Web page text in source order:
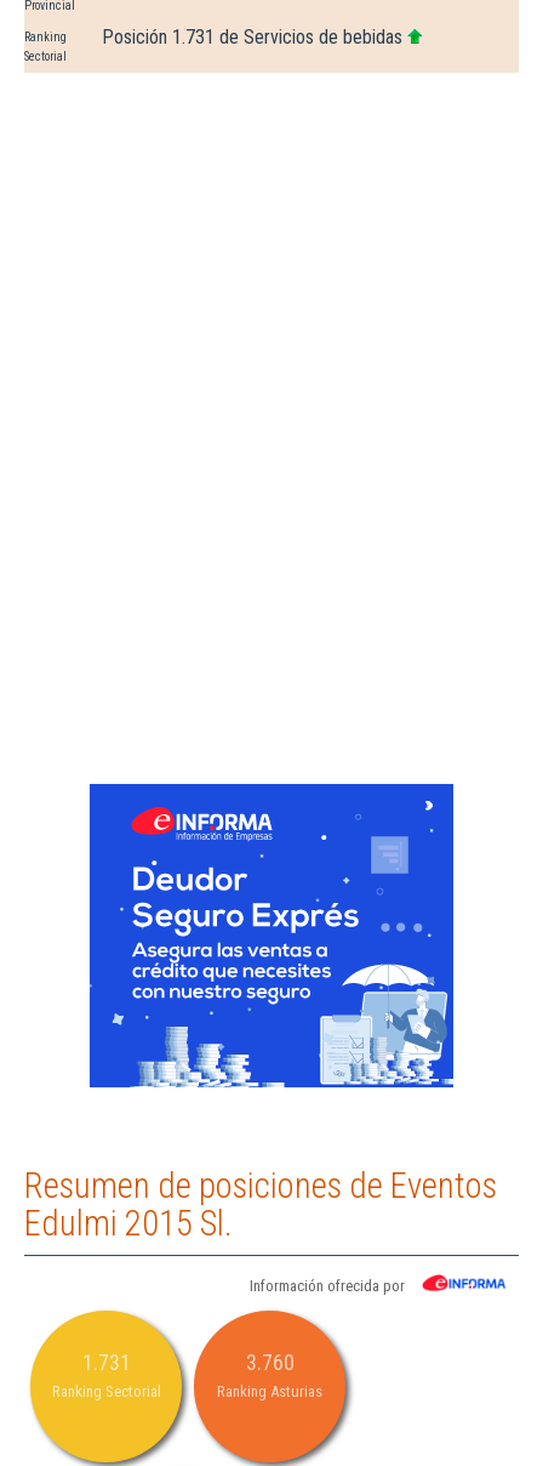
Provincial
Ranking
Sectorial
Posición 1.731 de Servicios de bebidas
Resumen de posiciones de Eventos
Edulmi 2015 Sl.
Información ofrecida por
1.731
Ranking Sectorial
3.760
Ranking Asturias